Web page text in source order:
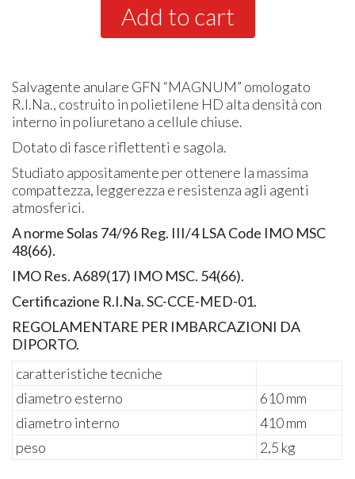
Add to cart
Salvagente anulare GFN “MAGNUM” omologato
R.I.Na., costruito in polietilene HD alta densità con
interno in poliuretano a cellule chiuse.
Dotato di fasce riflettenti e sagola.
Studiato appositamente per ottenere la massima
compattezza, leggerezza e resistenza agli agenti
atmosferici.
A norme Solas 74/96 Reg. III/4 LSA Code IMO MSC
48(66).
IMO Res. A689(17) IMO MSC. 54(66).
Certificazione R.I.Na. SC-CCE-MED-01.
REGOLAMENTARE PER IMBARCAZIONI DA
DIPORTO.
caratteristiche tecniche
diametro esterno
610 mm
diametro interno
410 mm
peso
2,5 kg